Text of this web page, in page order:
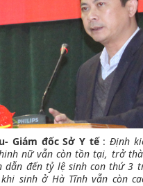
Giám đốc Sở Y tế :Định
nữ vẫn còn tồn tại, trở
dẫn đến tỷ lệ sinh con thứ 3
sinh ở Hà Tĩnh vẫn còn